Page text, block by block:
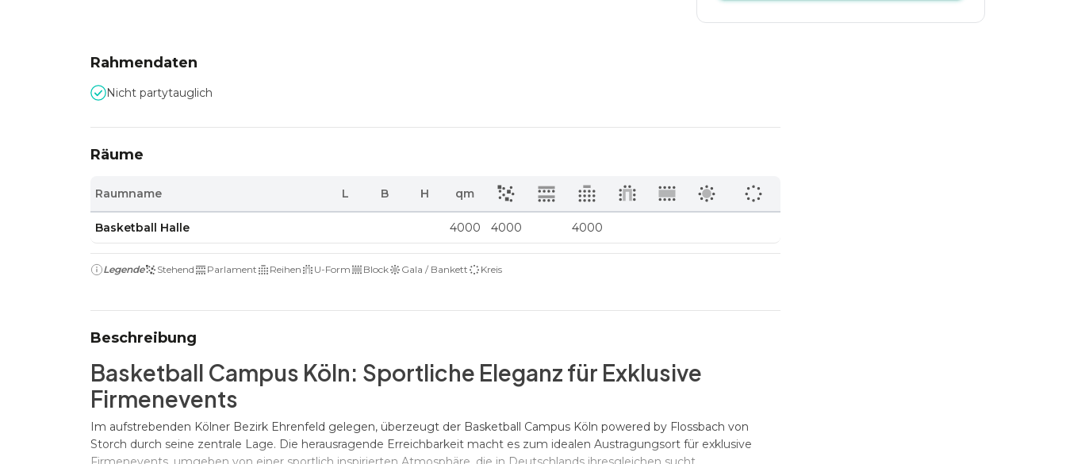
Rahmendaten
Nicht partytauglich
Räume
Raumname L B H qm
Basketball Halle 4000 4000 4000
Legende Stehend Parlament Reihen U-Form Block Gala / Bankett Kreis
Beschreibung
Basketball Campus Köln: Sportliche Eleganz für Exklusive
Firmenevents
Im aufstrebenden Kölner Bezirk Ehrenfeld gelegen, überzeugt der Basketball Campus Köln powered by Flossbach von
Storch durch seine zentrale Lage. Die herausragende Erreichbarkeit macht es zum idealen Austragungsort für exklusive